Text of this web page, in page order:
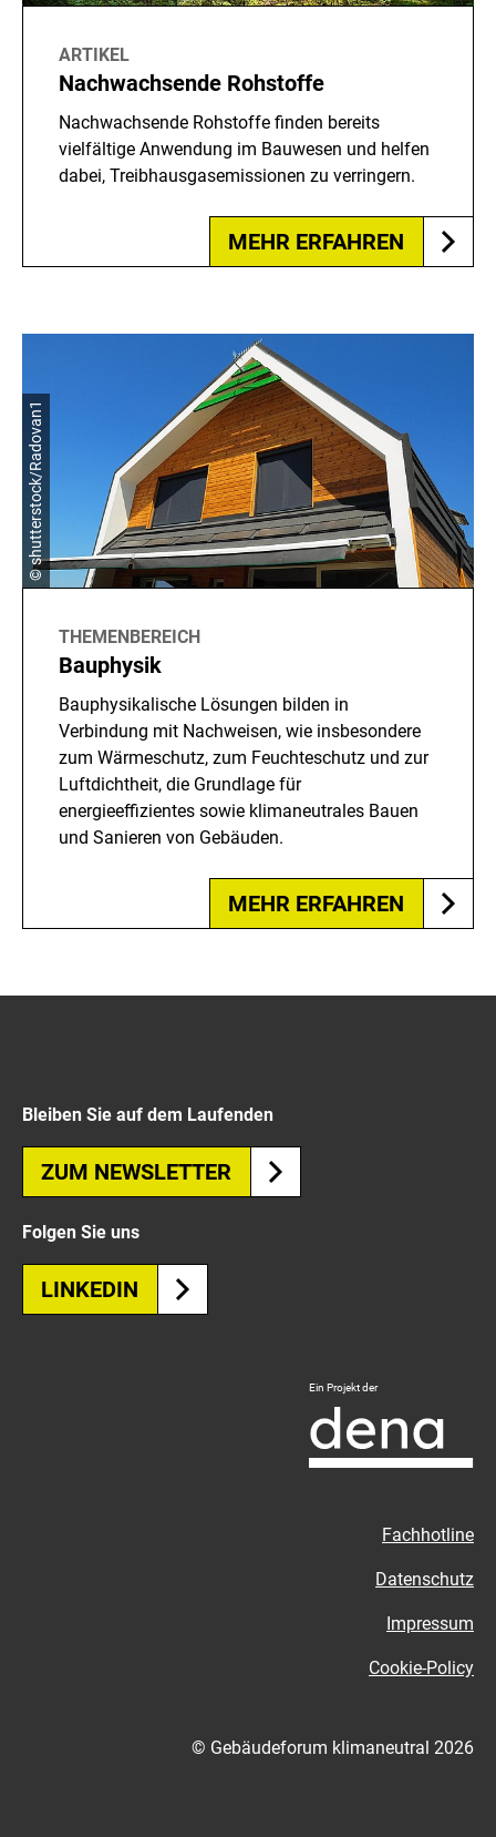
ARTIKEL
Nachwachsende Rohstoffe
Nachwachsende Rohstoffe finden bereits
vielfältige Anwendung im Bauwesen und helfen
dabei, Treibhausgasemissionen zu verringern.
MEHR ERFAHREN
© shutterstock/Radovan1
THEMENBEREICH
Bauphysik
Bauphysikalische Lösungen bilden in
Verbindung mit Nachweisen, wie insbesondere
zum Wärmeschutz, zum Feuchteschutz und zur
Luftdichtheit, die Grundlage für
energieeffizientes sowie klimaneutrales Bauen
und Sanieren von Gebäuden.
MEHR ERFAHREN
Bleiben Sie auf dem Laufenden
ZUM NEWSLETTER
Folgen Sie uns
LINKEDIN
Logo
Deutsche
Energie-
Agentur
Ein Projekt der
Fachhotline
Datenschutz
Impressum
Cookie-Policy
© Gebäudeforum klimaneutral 2026